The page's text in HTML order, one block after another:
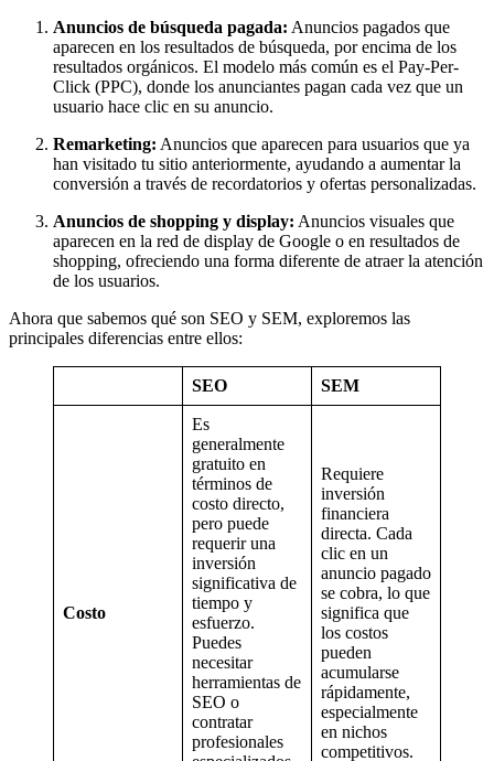
Anuncios de búsqueda pagada: Anuncios pagados que
aparecen en los resultados de búsqueda, por encima de los
resultados orgánicos. El modelo más común es el Pay-Per-
Click (PPC), donde los anunciantes pagan cada vez que un
usuario hace clic en su anuncio.
Remarketing: Anuncios que aparecen para usuarios que ya
han visitado tu sitio anteriormente, ayudando a aumentar la
conversión a través de recordatorios y ofertas personalizadas.
Anuncios de shopping y display: Anuncios visuales que
aparecen en la red de display de Google o en resultados de
shopping, ofreciendo una forma diferente de atraer la atención
de los usuarios.
Ahora que sabemos qué son SEO y SEM, exploremos las
principales diferencias entre ellos:
SEO SEM
Costo
Es
generalmente
gratuito en
términos de
costo directo,
pero puede
requerir una
inversión
significativa de
tiempo y
esfuerzo.
Puedes
necesitar
herramientas de
SEO o
contratar
profesionales
Requiere
inversión
financiera
directa. Cada
clic en un
anuncio pagado
se cobra, lo que
significa que
los costos
pueden
acumularse
rápidamente,
especialmente
en nichos
competitivos.